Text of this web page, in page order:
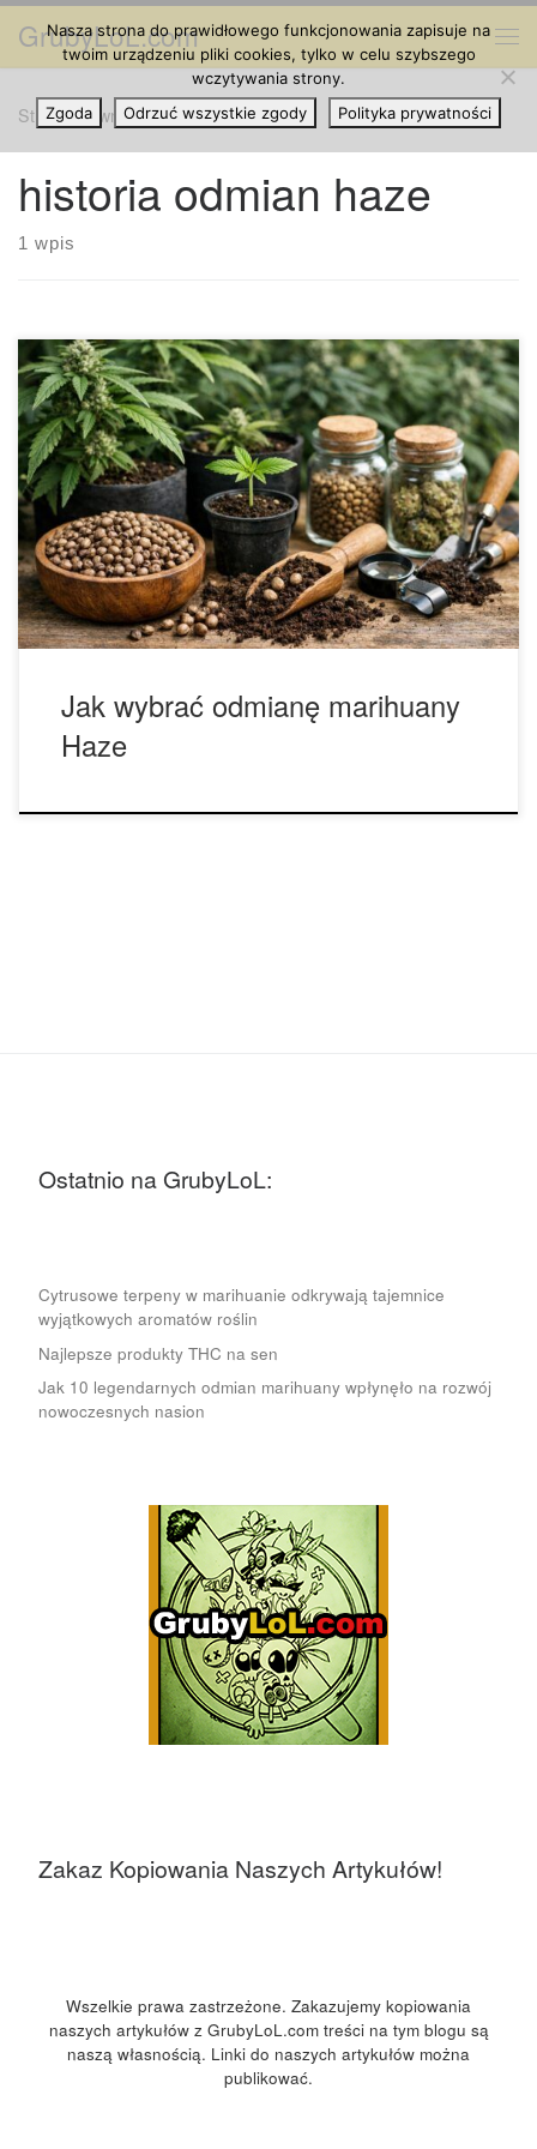
Przejdź do treści
GrubyLoL.com
Strona główna » historia odmian haze
historia odmian haze
1 wpis
Odmiany Haze – czym się wyróżniają? Charakter, aromat,
smak i genetyczne tło w praktycznym ujęciu W świecie
konopi słowo Haze stało się synonimem określonego stylu,
który łatwo zapamiętać: świeżego, wytrawnego aromatu i
działania kojarzonego częściej z pobudzeniem umysłu niż z
ciężkim rozluźnieniem ciała. Dla wielu osób „Haze” oznacza
energię, lekkość, […]
Jak wybrać odmianę marihuany
Haze
Ostatnio na GrubyLoL:
Cytrusowe terpeny w marihuanie odkrywają tajemnice
wyjątkowych aromatów roślin
Najlepsze produkty THC na sen
Jak 10 legendarnych odmian marihuany wpłynęło na rozwój
nowoczesnych nasion
Zakaz Kopiowania Naszych Artykułów!
Wszelkie prawa zastrzeżone. Zakazujemy kopiowania
naszych artykułów z GrubyLoL.com treści na tym blogu są
naszą własnością. Linki do naszych artykułów można
publikować.
Nasza strona do prawidłowego funkcjonowania zapisuje na
twoim urządzeniu pliki cookies, tylko w celu szybszego
wczytywania strony.
Zgoda
Odrzuć wszystkie zgody Polityka prywatności